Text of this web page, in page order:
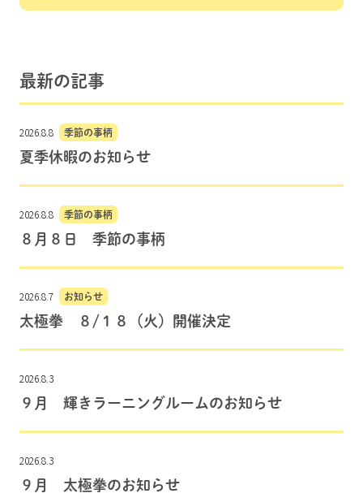
最新の記事
2026.8.8 季節の事柄
夏季休暇のお知らせ
2026.8.8 季節の事柄
８月８日 季節の事柄
2026.8.7 お知らせ
太極拳 ８/１８（火）開催決定
2026.8.3
９月 輝きラーニングルームのお知らせ
2026.8.3
９月 太極拳のお知らせ